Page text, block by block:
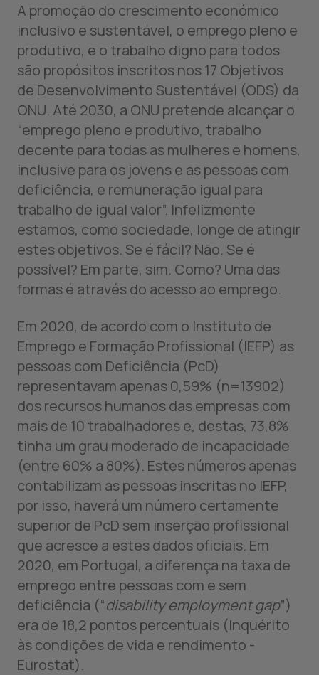
A promoção do crescimento económico
inclusivo e sustentável, o emprego pleno e
produtivo, e o trabalho digno para todos
são propósitos inscritos nos 17 Objetivos
de Desenvolvimento Sustentável (ODS) da
ONU. Até 2030, a ONU pretende alcançar o
“emprego pleno e produtivo, trabalho
decente para todas as mulheres e homens,
inclusive para os jovens e as pessoas com
deficiência, e remuneração igual para
trabalho de igual valor”. Infelizmente
estamos, como sociedade, longe de atingir
estes objetivos. Se é fácil? Não. Se é
possível? Em parte, sim. Como? Uma das
formas é através do acesso ao emprego.
Em 2020, de acordo com o Instituto de
Emprego e Formação Profissional (IEFP) as
pessoas com Deficiência (PcD)
representavam apenas 0,59% (n=13902)
dos recursos humanos das empresas com
mais de 10 trabalhadores e, destas, 73,8%
tinha um grau moderado de incapacidade
(entre 60% a 80%). Estes números apenas
contabilizam as pessoas inscritas no IEFP,
por isso, haverá um número certamente
superior de PcD sem inserção profissional
que acresce a estes dados oficiais. Em
2020, em Portugal, a diferença na taxa de
emprego entre pessoas com e sem
deficiência (“disability employment gap”)
era de 18,2 pontos percentuais (Inquérito
às condições de vida e rendimento -
Eurostat).